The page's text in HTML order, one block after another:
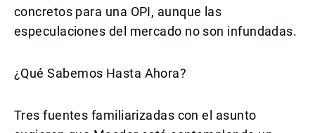
concretos para una OPI, aunque las
especulaciones del mercado no son infundadas.
¿Qué Sabemos Hasta Ahora?
Tres fuentes familiarizadas con el asunto